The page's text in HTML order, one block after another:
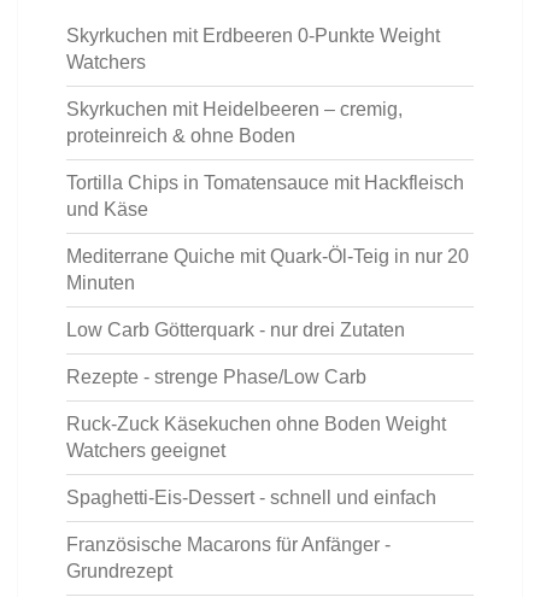
Skyrkuchen mit Erdbeeren 0-Punkte Weight
Watchers
Skyrkuchen mit Heidelbeeren – cremig,
proteinreich & ohne Boden
Tortilla Chips in Tomatensauce mit Hackfleisch
und Käse
Mediterrane Quiche mit Quark-Öl-Teig in nur 20
Minuten
Low Carb Götterquark - nur drei Zutaten
Rezepte - strenge Phase/Low Carb
Ruck-Zuck Käsekuchen ohne Boden Weight
Watchers geeignet
Spaghetti-Eis-Dessert - schnell und einfach
Französische Macarons für Anfänger -
Grundrezept